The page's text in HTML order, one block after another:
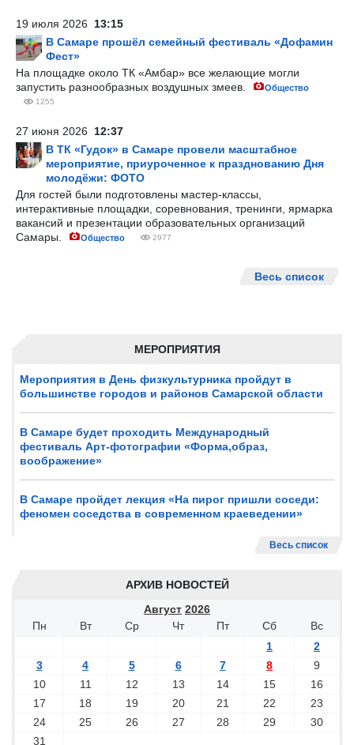
МЕРОПРИЯТИЯ
Мероприятия в День физкультурника пройдут в
большинстве городов и районов Самарской области
В Самаре будет проходить Международный
фестиваль Арт-фотографии «Форма,образ,
воображение»
В Самаре пройдет лекция «На пирог пришли соседи:
феномен соседства в современном краеведении»
Весь список
АРХИВ НОВОСТЕЙ
Август 2026
Пн
Вт Ср Чт Пт Сб
Вс
1
2
3
4 5 6 7 8
9
10
11 12 13 14 15
16
17
18 19 20 21 22
23
24
25 26 27 28 29
30
31
19 июля 2026 13:15
В Самаре прошёл семейный фестиваль «Дофамин
Фест»
На площадке около ТК «Амбар» все желающие могли
запустить разнообразных воздушных змеев.
Общество
1255
27 июня 2026 12:37
В ТК «Гудок» в Самаре провели масштабное
мероприятие, приуроченное к празднованию Дня
молодёжи: ФОТО
Для гостей были подготовлены мастер-классы,
интерактивные площадки, соревнования, тренинги, ярмарка
вакансий и презентации образовательных организаций
Самары.
Общество 2977
Весь список